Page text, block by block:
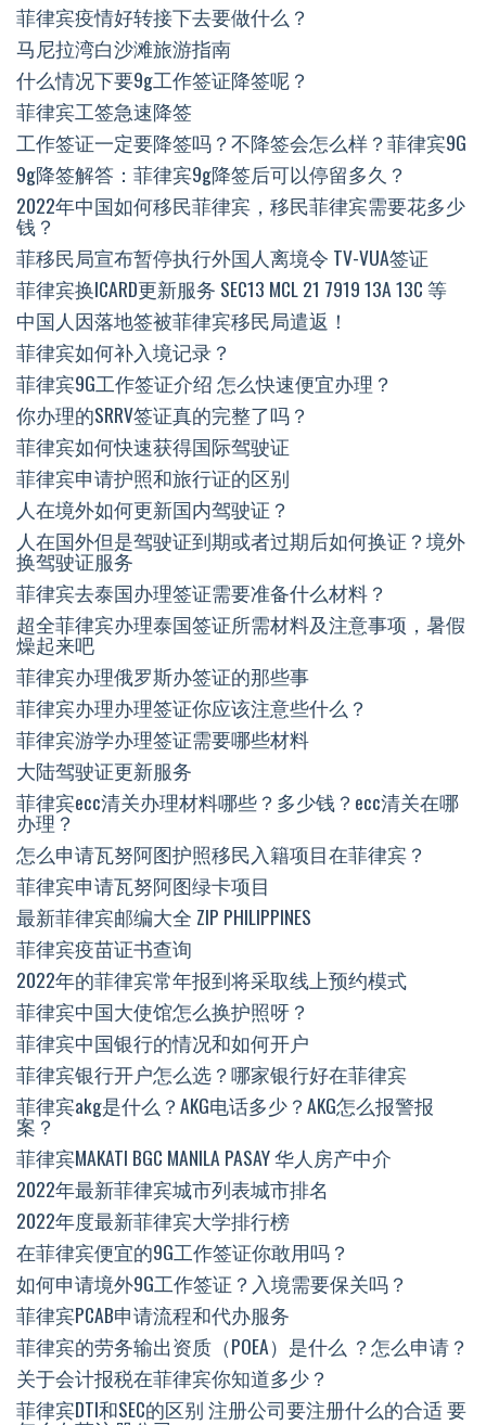
菲律宾疫情好转接下去要做什么？
马尼拉湾白沙滩旅游指南
什么情况下要9g工作签证降签呢？
菲律宾工签急速降签
工作签证一定要降签吗？不降签会怎么样？菲律宾9G
9g降签解答：菲律宾9g降签后可以停留多久？
2022年中国如何移民菲律宾，移民菲律宾需要花多少
钱？
菲移民局宣布暂停执行外国人离境令 TV-VUA签证
菲律宾换ICARD更新服务 SEC13 MCL 21 7919 13A 13C 等
中国人因落地签被菲律宾移民局遣返！
菲律宾如何补入境记录？
菲律宾9G工作签证介绍 怎么快速便宜办理？
你办理的SRRV签证真的完整了吗？
菲律宾如何快速获得国际驾驶证
菲律宾申请护照和旅行证的区别
人在境外如何更新国内驾驶证？
人在国外但是驾驶证到期或者过期后如何换证？境外
换驾驶证服务
菲律宾去泰国办理签证需要准备什么材料？
超全菲律宾办理泰国签证所需材料及注意事项，暑假
燥起来吧
菲律宾办理俄罗斯办签证的那些事
菲律宾办理办理签证你应该注意些什么？
菲律宾游学办理签证需要哪些材料
大陆驾驶证更新服务
菲律宾ecc清关办理材料哪些？多少钱？ecc清关在哪
办理？
怎么申请瓦努阿图护照移民入籍项目在菲律宾？
菲律宾申请瓦努阿图绿卡项目
最新菲律宾邮编大全 ZIP PHILIPPINES
菲律宾疫苗证书查询
2022年的菲律宾常年报到将采取线上预约模式
菲律宾中国大使馆怎么换护照呀？
菲律宾中国银行的情况和如何开户
菲律宾银行开户怎么选？哪家银行好在菲律宾
菲律宾akg是什么？AKG电话多少？AKG怎么报警报
案？
菲律宾MAKATI BGC MANILA PASAY 华人房产中介
2022年最新菲律宾城市列表城市排名
2022年度最新菲律宾大学排行榜
在菲律宾便宜的9G工作签证你敢用吗？
如何申请境外9G工作签证？入境需要保关吗？
菲律宾PCAB申请流程和代办服务
菲律宾的劳务输出资质（POEA）是什么 ？怎么申请？
关于会计报税在菲律宾你知道多少？
菲律宾DTI和SEC的区别 注册公司要注册什么的合适 要